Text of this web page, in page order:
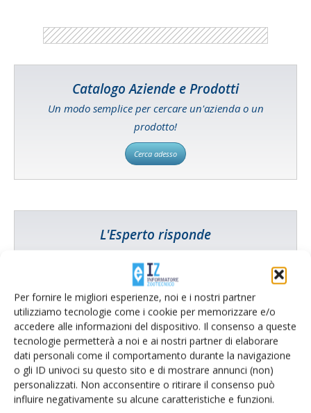
Per fornire le migliori esperienze, noi e i nostri partner
utilizziamo tecnologie come i cookie per memorizzare e/o
accedere alle informazioni del dispositivo. Il consenso a queste
tecnologie permetterà a noi e ai nostri partner di elaborare
dati personali come il comportamento durante la navigazione
o gli ID univoci su questo sito e di mostrare annunci (non)
personalizzati. Non acconsentire o ritirare il consenso può
influire negativamente su alcune caratteristiche e funzioni.
Catalogo Aziende e Prodotti
Un modo semplice per cercare un'azienda o un
prodotto!
Cerca adesso
L'Esperto risponde
I consigli di Terra e Vita agli agricoltori
Cerca adesso